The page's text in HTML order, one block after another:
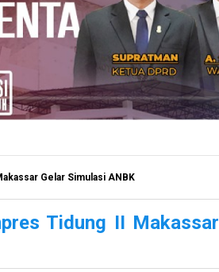
Gelar Simulasi ANBK
Tidung II Makassar